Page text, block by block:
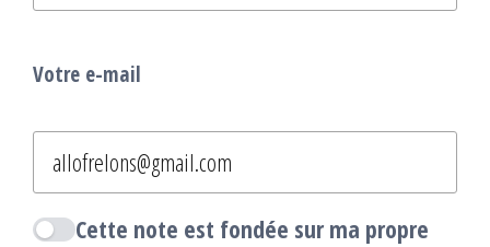
Votre e-mail
Cette note est fondée sur ma propre